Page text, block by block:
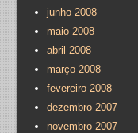
junho 2008
maio 2008
abril 2008
março 2008
fevereiro 2008
dezembro 2007
novembro 2007